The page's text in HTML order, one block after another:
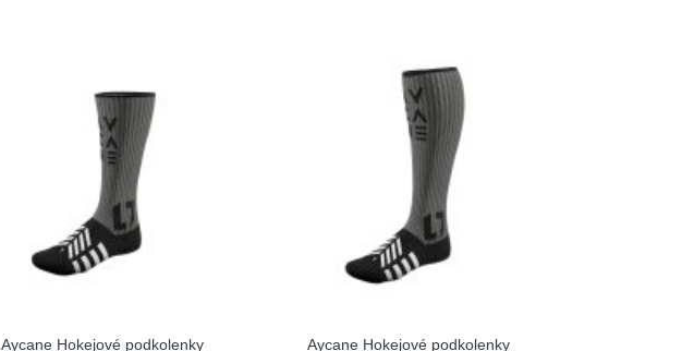
Aycane Hokejové podkolenky Aycane Hokejové podkolenky